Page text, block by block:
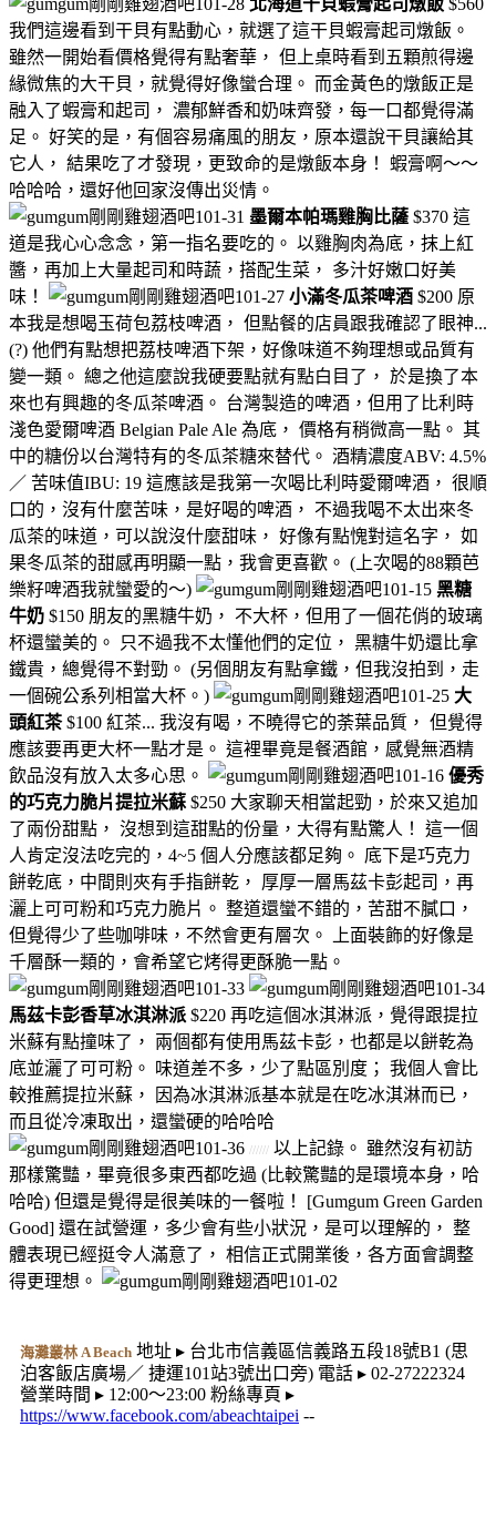
我們這邊看到干貝有點動心，就選了這干貝蝦膏起司燉飯。
雖然一開始看價格覺得有點奢華， 但上桌時看到五顆煎得邊
緣微焦的大干貝，就覺得好像蠻合理。 而金黃色的燉飯正是
融入了蝦膏和起司， 濃郁鮮香和奶味齊發，每一口都覺得滿
足。 好笑的是，有個容易痛風的朋友，原本還說干貝讓給其
它人， 結果吃了才發現，更致命的是燉飯本身！ 蝦膏啊～～
哈哈哈，還好他回家沒傳出災情。
墨爾本帕瑪雞胸比薩 $370 這
道是我心心念念，第一指名要吃的。 以雞胸肉為底，抹上紅
醬，再加上大量起司和時蔬，搭配生菜， 多汁好嫩口好美
味！
小滿冬瓜茶啤酒 $200 原
本我是想喝玉荷包荔枝啤酒， 但點餐的店員跟我確認了眼神...
(?) 他們有點想把荔枝啤酒下架，好像味道不夠理想或品質有
變一類。 總之他這麼說我硬要點就有點白目了， 於是換了本
來也有興趣的冬瓜茶啤酒。 台灣製造的啤酒，但用了比利時
淺色愛爾啤酒 Belgian Pale Ale 為底， 價格有稍微高一點。 其
中的糖份以台灣特有的冬瓜茶糖來替代。 酒精濃度ABV: 4.5%
／ 苦味值IBU: 19 這應該是我第一次喝比利時愛爾啤酒， 很順
口的，沒有什麼苦味，是好喝的啤酒， 不過我喝不太出來冬
瓜茶的味道，可以說沒什麼甜味， 好像有點愧對這名字， 如
果冬瓜茶的甜感再明顯一點，我會更喜歡。 (上次喝的88顆芭
樂籽啤酒我就蠻愛的～)
黑糖
牛奶 $150 朋友的黑糖牛奶， 不大杯，但用了一個花俏的玻璃
杯還蠻美的。 只不過我不太懂他們的定位， 黑糖牛奶還比拿
鐵貴，總覺得不對勁。 (另個朋友有點拿鐵，但我沒拍到，走
一個碗公系列相當大杯。)
大
頭紅茶$100 紅茶... 我沒有喝，不曉得它的荼葉品質， 但覺得
應該要再更大杯一點才是。 這裡畢竟是餐酒館，感覺無酒精
飲品沒有放入太多心思。
優秀
的巧克力脆片提拉米蘇 $250 大家聊天相當起勁，於來又追加
了兩份甜點， 沒想到這甜點的份量，大得有點驚人！ 這一個
人肯定沒法吃完的，4~5 個人分應該都足夠。 底下是巧克力
餅乾底，中間則夾有手指餅乾， 厚厚一層馬茲卡彭起司，再
灑上可可粉和巧克力脆片。 整道還蠻不錯的，苦甜不膩口，
但覺得少了些咖啡味，不然會更有層次。 上面裝飾的好像是
千層酥一類的，會希望它烤得更酥脆一點。
馬茲卡彭香草冰淇淋派 $220 再吃這個冰淇淋派，覺得跟提拉
米蘇有點撞味了， 兩個都有使用馬茲卡彭，也都是以餅乾為
底並灑了可可粉。 味道差不多，少了點區別度； 我個人會比
較推薦提拉米蘇， 因為冰淇淋派基本就是在吃冰淇淋而已，
而且從冷凍取出，還蠻硬的哈哈哈
////// 以上記錄。 雖然沒有初訪
那樣驚豔，畢竟很多東西都吃過 (比較驚豔的是環境本身，哈
哈哈) 但還是覺得是很美味的一餐啦！ [Gumgum Green Garden
Good] 還在試營運，多少會有些小狀況，是可以理解的， 整
體表現已經挺令人滿意了， 相信正式開業後，各方面會調整
得更理想。
海灘叢林 A Beach 地址 ▸ 台北市信義區信義路五段18號B1 (思
泊客飯店廣場／ 捷運101站3號出口旁) 電話 ▸ 02-27222324
營業時間 ▸ 12:00～23:00 粉絲專頁 ▸
https://www.facebook.com/abeachtaipei --